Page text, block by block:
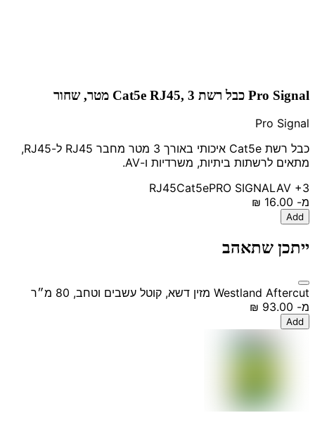
Pro Signal כבל רשת Cat5e RJ45, 3 מטר, שחור
Pro Signal
כבל רשת Cat5e איכותי באורך 3 מטר מחבר RJ45 ל-RJ45,
מתאים לרשתות ביתיות, משרדיות ו-AV.
RJ45Cat5ePRO SIGNALAV +3
מ-
Add
ייתכן שתאהב
Westland Aftercut מזין דשא, קוטל עשבים וטחב, 80 מ״ר
מ-
Add